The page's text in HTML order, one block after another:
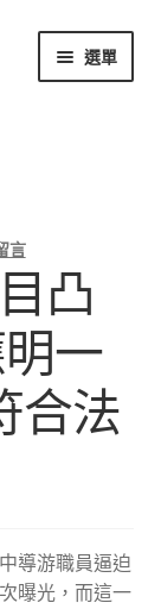
選單
言
凸
一
合法
導游職員逼迫
曝光，而這一